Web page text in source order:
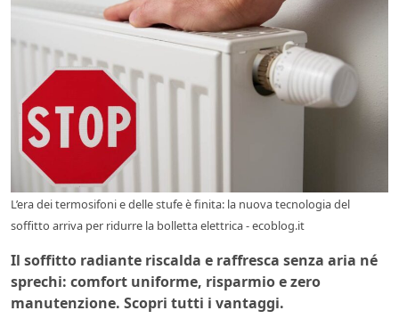
L’era dei termosifoni e delle stufe è finita: la nuova tecnologia del
soffitto arriva per ridurre la bolletta elettrica - ecoblog.it
Il soffitto radiante riscalda e raffresca senza aria né
sprechi: comfort uniforme, risparmio e zero
manutenzione. Scopri tutti i vantaggi.